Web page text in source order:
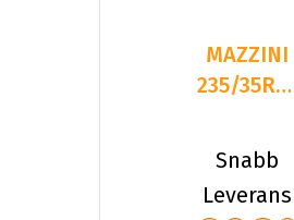
MAZZINI
235/35R19
LEOPARD
2
Snabb
Leverans